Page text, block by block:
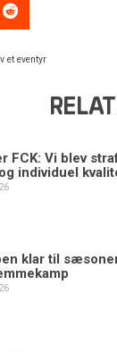
et eventyr
FCK: Vi blev
individuel
klar til